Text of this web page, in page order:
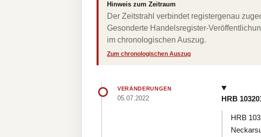
Hinweis zum Zeitraum
Der Zeitstrahl verbindet registergenau
Gesonderte Handelsregister-
im chronologischen Auszug.
Zum chronologischen Auszug
VERÄNDERUNGEN
05.07.2022 HRB
HRB